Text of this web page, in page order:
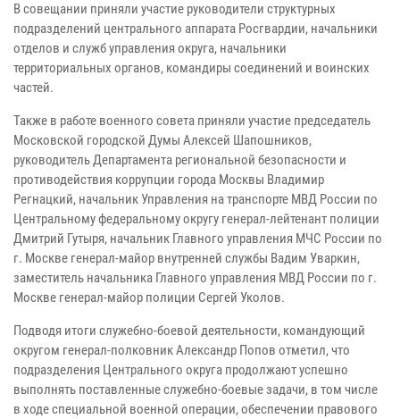
В совещании приняли участие руководители структурных
подразделений центрального аппарата Росгвардии, начальники
отделов и служб управления округа, начальники
территориальных органов, командиры соединений и воинских
частей.
Также в работе военного совета приняли участие председатель
Московской городской Думы Алексей Шапошников,
руководитель Департамента региональной безопасности и
противодействия коррупции города Москвы Владимир
Регнацкий, начальник Управления на транспорте МВД России по
Центральному федеральному округу генерал-лейтенант полиции
Дмитрий Гутыря, начальник Главного управления МЧС России по
г. Москве генерал-майор внутренней службы Вадим Уваркин,
заместитель начальника Главного управления МВД России по г.
Москве генерал-майор полиции Сергей Уколов.
Подводя итоги служебно-боевой деятельности, командующий
округом генерал-полковник Александр Попов отметил, что
подразделения Центрального округа продолжают успешно
выполнять поставленные служебно-боевые задачи, в том числе
в ходе специальной военной операции, обеспечении правового